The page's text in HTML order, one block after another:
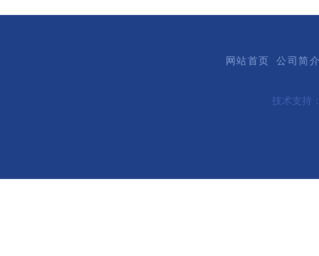
网站首页 公司简
技术支持